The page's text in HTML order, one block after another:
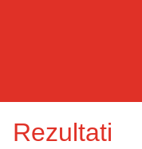
Rezultati